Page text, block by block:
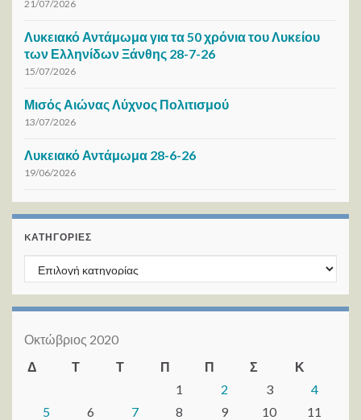
21/07/2026
Λυκειακό Αντάμωμα για τα 50 χρόνια του Λυκείου
των Ελληνίδων Ξάνθης 28-7-26
15/07/2026
Μισός Αιώνας Λύχνος Πολιτισμού
13/07/2026
Λυκειακό Αντάμωμα 28-6-26
19/06/2026
KΑΤΗΓΟΡΊΕΣ
Kατηγορίες
Οκτώβριος 2020
Δ
Τ Τ Π Π Σ
Κ
1
2 3
4
5
6 7 8 9 10
11